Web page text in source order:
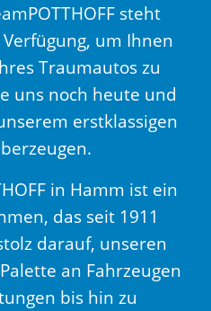
steht
um Ihnen
Traumautos zu
uns noch heute und
erstklassigen
in Hamm ist ein
das seit 1911
darauf, unseren
an Fahrzeugen
bis hin zu